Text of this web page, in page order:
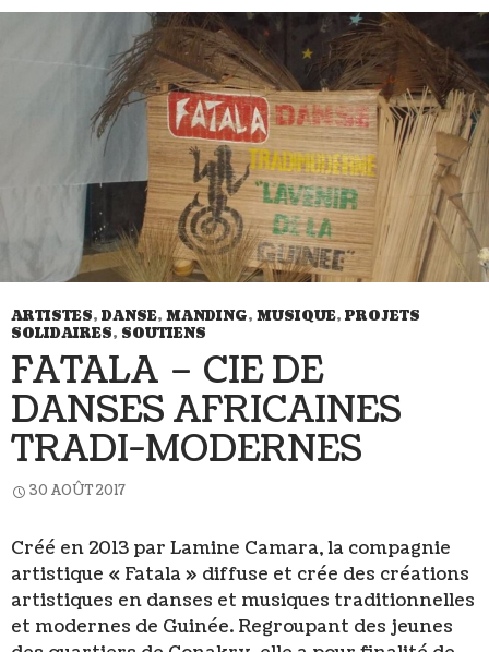
ARTISTES, DANSE, MANDING, MUSIQUE, PROJETS
SOLIDAIRES, SOUTIENS
FATALA – CIE DE
DANSES AFRICAINES
TRADI-MODERNES
30 AOÛT 2017
Créé en 2013 par Lamine Camara, la compagnie
artistique « Fatala » diffuse et crée des créations
artistiques en danses et musiques traditionnelles
et modernes de Guinée. Regroupant des jeunes